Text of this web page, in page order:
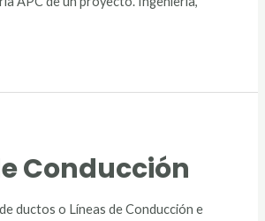
Conducción
ductos o Líneas de Conducción e